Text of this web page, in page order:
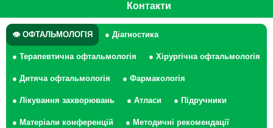
Контакти
👁 ОФТАЛЬМОЛОГІЯ ● Діагностика
● Терапевтична офтальмологія ● Хірургічна офтальмологія
● Дитяча офтальмологія ● Фармакологія
● Лікування захворювань ● Атласи ● Підручники
● Матеріали конференцій ● Методичні рекомендації